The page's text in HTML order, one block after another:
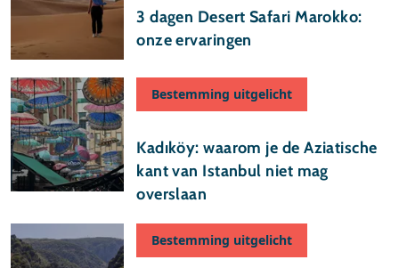
3 dagen Desert Safari Marokko:
onze ervaringen
Bestemming uitgelicht
Kadıköy: waarom je de Aziatische
kant van Istanbul niet mag
overslaan
Bestemming uitgelicht